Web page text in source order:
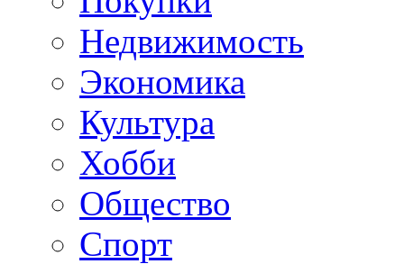
Недвижимость
Экономика
Культура
Хобби
Общество
Спорт